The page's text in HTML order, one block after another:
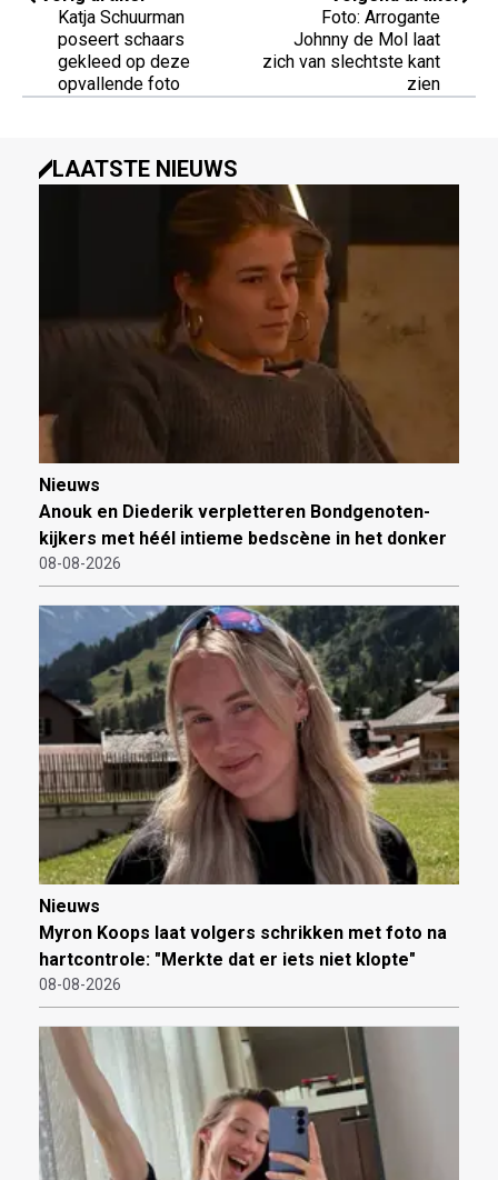
Katja Schuurman
poseert schaars
gekleed op deze
opvallende foto
Foto: Arrogante
Johnny de Mol laat
zich van slechtste kant
zien
LAATSTE NIEUWS
Nieuws
Anouk en Diederik verpletteren Bondgenoten-
kijkers met héél intieme bedscène in het donker
08-08-2026
Nieuws
Myron Koops laat volgers schrikken met foto na
hartcontrole: "Merkte dat er iets niet klopte"
08-08-2026